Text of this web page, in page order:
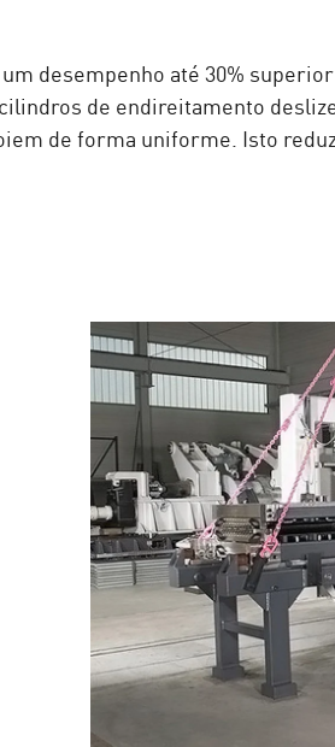
desempenho até 30%
de endireitamento
de forma uniforme. Isto